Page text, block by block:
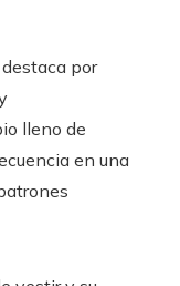
por
lleno de
en una